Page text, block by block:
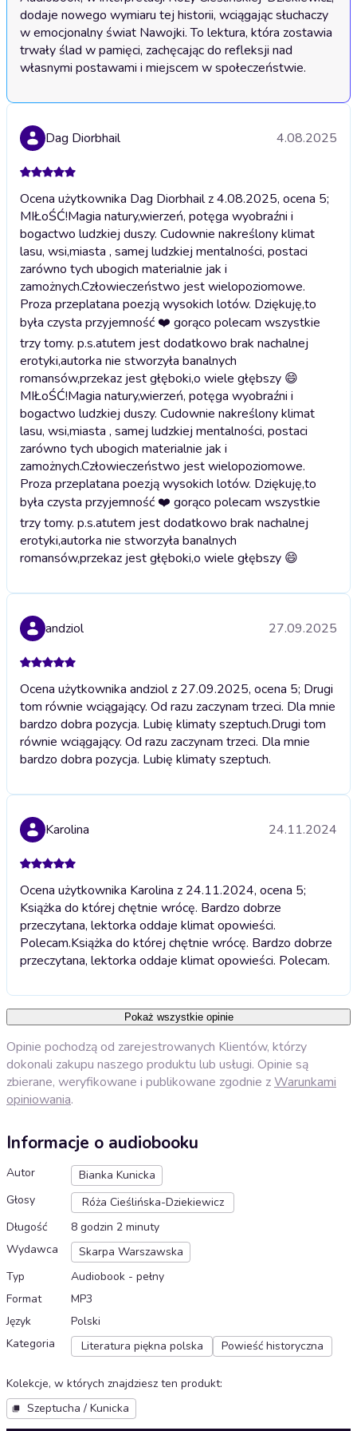
dodaje nowego wymiaru tej historii, wciągając słuchaczy
w emocjonalny świat Nawojki. To lektura, która zostawia
trwały ślad w pamięci, zachęcając do refleksji nad
własnymi postawami i miejscem w społeczeństwie.
Dag Diorbhail 4.08.2025
Ocena użytkownika Dag Diorbhail z 4.08.2025, ocena 5;
MIŁoŚĆ!Magia natury,wierzeń, potęga wyobraźni i
bogactwo ludzkiej duszy. Cudownie nakreślony klimat
lasu, wsi,miasta , samej ludzkiej mentalności, postaci
zarówno tych ubogich materialnie jak i
zamożnych.Człowieczeństwo jest wielopoziomowe.
Proza przeplatana poezją wysokich lotów. Dziękuję,to
była czysta przyjemność ❤️ gorąco polecam wszystkie
trzy tomy. p.s.atutem jest dodatkowo brak nachalnej
erotyki,autorka nie stworzyła banalnych
romansów,przekaz jest głęboki,o wiele głębszy 😄
MIŁoŚĆ!Magia natury,wierzeń, potęga wyobraźni i
bogactwo ludzkiej duszy. Cudownie nakreślony klimat
lasu, wsi,miasta , samej ludzkiej mentalności, postaci
zarówno tych ubogich materialnie jak i
zamożnych.Człowieczeństwo jest wielopoziomowe.
Proza przeplatana poezją wysokich lotów. Dziękuję,to
była czysta przyjemność ❤️ gorąco polecam wszystkie
trzy tomy. p.s.atutem jest dodatkowo brak nachalnej
erotyki,autorka nie stworzyła banalnych
romansów,przekaz jest głęboki,o wiele głębszy 😄
andziol 27.09.2025
Ocena użytkownika andziol z 27.09.2025, ocena 5; Drugi
tom równie wciągający. Od razu zaczynam trzeci. Dla mnie
bardzo dobra pozycja. Lubię klimaty szeptuch.Drugi tom
równie wciągający. Od razu zaczynam trzeci. Dla mnie
bardzo dobra pozycja. Lubię klimaty szeptuch.
Karolina 24.11.2024
Ocena użytkownika Karolina z 24.11.2024, ocena 5;
Książka do której chętnie wrócę. Bardzo dobrze
przeczytana, lektorka oddaje klimat opowieści.
Polecam.Książka do której chętnie wrócę. Bardzo dobrze
przeczytana, lektorka oddaje klimat opowieści. Polecam.
Pokaż wszystkie opinie
Opinie pochodzą od zarejestrowanych Klientów, którzy
dokonali zakupu naszego produktu lub usługi. Opinie są
zbierane, weryfikowane i publikowane zgodnie zWarunkami
opiniowania.
Informacje o audiobooku
Autor
Bianka Kunicka
Głosy
Róża Cieślińska-Dziekiewicz
Długość
8 godzin 2 minuty
Wydawca
Skarpa Warszawska
Typ
Audiobook - pełny
Format
MP3
Język
Polski
Kategoria
Literatura piękna polska Powieść historyczna
Kolekcje, w których znajdziesz ten produkt:
Szeptucha / Kunicka